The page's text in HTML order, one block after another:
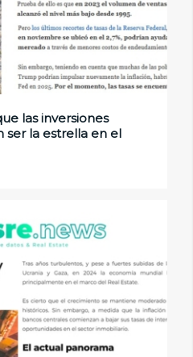
las inversiones
ser la estrella en el